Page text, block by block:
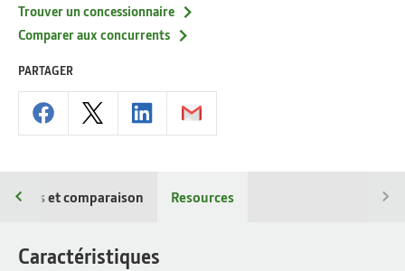
Trouver un concessionnaire
Comparer aux concurrents
PARTAGER
et comparaison Resources
Caractéristiques